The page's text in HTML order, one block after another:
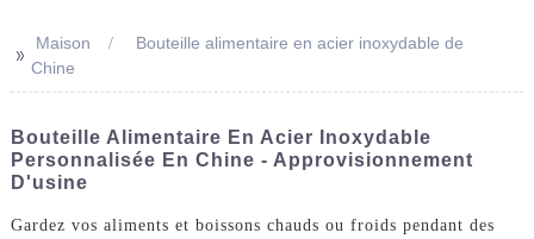
>> Maison
Bouteille alimentaire en acier inoxydable de
Chine
Bouteille Alimentaire En Acier Inoxydable
Personnalisée En Chine - Approvisionnement
D'usine
Gardez vos aliments et boissons chauds ou froids pendant des